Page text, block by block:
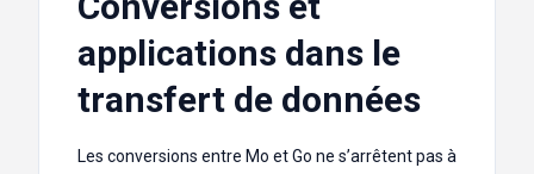
applications dans le
transfert de données
Les conversions entre Mo et Go ne s’arrêtent pas à